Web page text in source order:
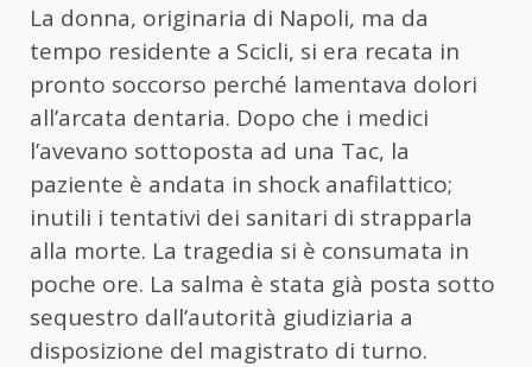
La donna, originaria di Napoli, ma da
tempo residente a Scicli, si era recata in
pronto soccorso perché lamentava dolori
all’arcata dentaria. Dopo che i medici
l’avevano sottoposta ad una Tac, la
paziente è andata in shock anafilattico;
inutili i tentativi dei sanitari di strapparla
alla morte. La tragedia si è consumata in
poche ore. La salma è stata già posta sotto
sequestro dall’autorità giudiziaria a
disposizione del magistrato di turno.